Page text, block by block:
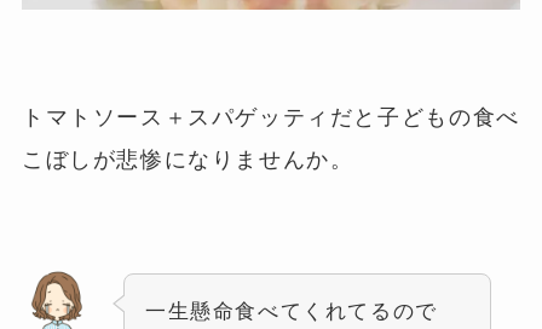
トマトソース＋スパゲッティだと子どもの食べ
こぼしが悲惨になりませんか。
一生懸命食べてくれてるので